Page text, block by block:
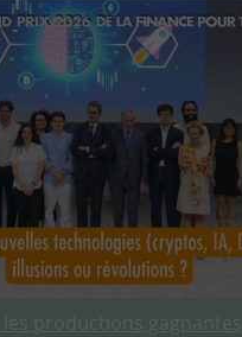
productions gagnantes